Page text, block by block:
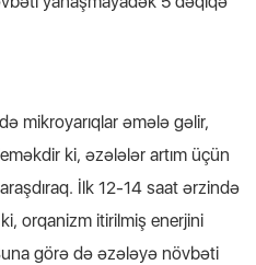
mikroyarıqlar əmələ gəlir,
ki, əzələlər artım üçün
İlk 12-14 saat ərzində
orqanizm itirilmiş enerjini
görə də əzələyə növbəti